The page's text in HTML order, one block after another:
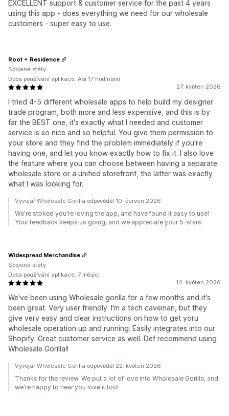
EXCELLENT support & customer service for the past 4 years
using this app - does everything we need for our wholesale
customers - super easy to use.
27. květen 2026
I tried 4-5 different wholesale apps to help build my designer
trade program, both more and less expensive, and this is by
far the BEST one, it's exactly what I needed and customer
service is so nice and so helpful. You give them permission to
your store and they find the problem immediately if you're
having one, and let you know exactly how to fix it. I also love
the feature where you can choose between having a separate
wholesale store or a unified storefront, the latter was exactly
what I was looking for.
Root + Residence
Spojené státy
Doba používání aplikace: Asi 17 hodinami
Vývojář Wholesale Gorilla odpověděl 10. červen 2026
We're stoked you're loving the app, and have found it easy to use!
Your feedback keeps us going, and we appreciate your 5-stars.
14. květen 2026
We've been using Wholesale gorilla for a few months and it's
been great. Very user friendly. I'm a tech caveman, but they
give very easy and clear instructions on how to get yoru
wholesale operation up and running. Easily integrates into our
Shopify. Great customer service as well. Def recommend using
Wholesale Gorilla!!
Widespread Merchandise
Spojené státy
Doba používání aplikace: 7 měsíci
Vývojář Wholesale Gorilla odpověděl 22. květen 2026
Thanks for the review. We put a lot of love into Wholesale Gorilla, and
we're happy to hear you love it too!